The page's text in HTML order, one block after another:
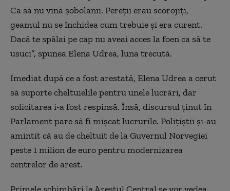
Ca să nu vină şobolanii. Pereţii erau scorojiţi,
geamul nu se închidea cum trebuie şi era curent.
Dacă te spălai pe cap nu aveai acces la foen ca să te
usuci”, spunea Elena Udrea, luna trecută.
Imediat după ce a fost arestată, Elena Udrea a cerut
să suporte cheltuielile pentru unele lucrări, dar
solicitarea i-a fost respinsă. Însă, discursul ţinut în
Parlament pare să fi mişcat lucrurile. Poliţiştii şi-au
amintit că au de cheltuit de la Guvernul Norvegiei
peste 1 milion de euro pentru modernizarea
centrelor de arest.